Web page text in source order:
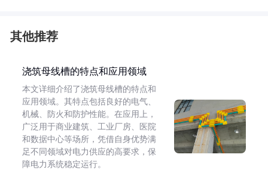
其他推荐
浇筑母线槽的特点和应用领域
本文详细介绍了浇筑母线槽的特点和
应用领域。其特点包括良好的电气、
机械、防火和防护性能。在应用上，
广泛用于商业建筑、工业厂房、医院
和数据中心等场所，凭借自身优势满
足不同领域对电力供应的高要求，保
障电力系统稳定运行。